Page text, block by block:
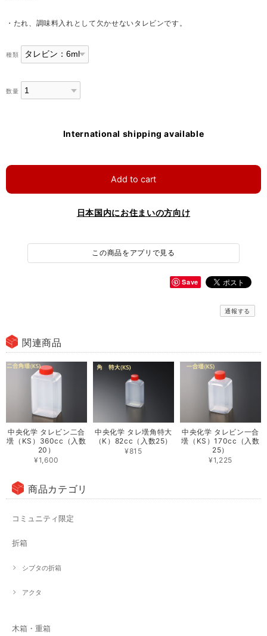
・たれ、調味料入れとして欠かせないタレビンです。
種類
数量
International shipping available
Add to cart
日本国内にお住まいの方向け
この商品をアプリで見る
Save
通報する
関連商品
中央化学 タレビン二合
壜（KS）360cc（入数
20）
¥1,600
中央化学 タレ壜角特大
（K）82cc（入数25）
¥815
中央化学 タレビン一合
壜（KS）170cc（入数
25）
¥1,225
商品カテゴリ
コミュニティ限定
折箱
シブタの折箱
アクタ
木箱・重箱